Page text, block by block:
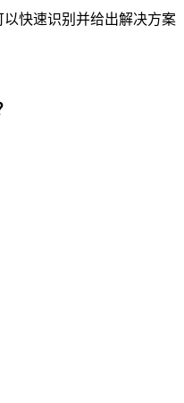
快速识别并给出解决方案